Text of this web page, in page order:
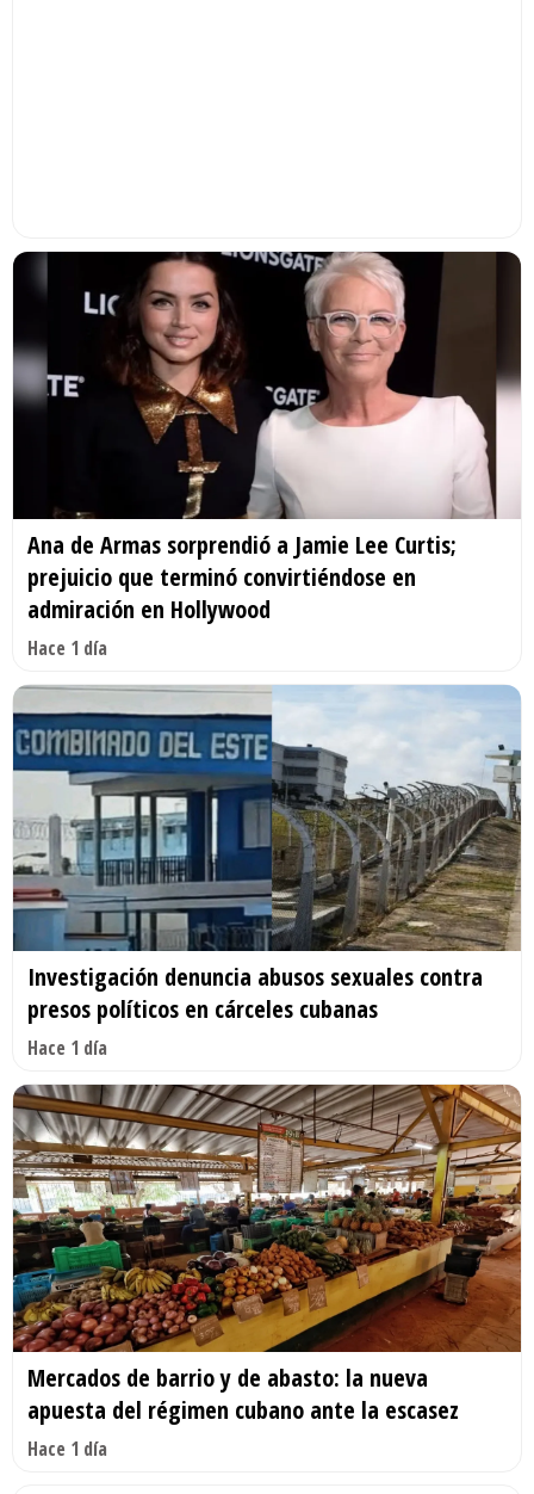
Ana de Armas sorprendió a Jamie Lee Curtis;
prejuicio que terminó convirtiéndose en
admiración en Hollywood
Hace 1 día
Investigación denuncia abusos sexuales contra
presos políticos en cárceles cubanas
Hace 1 día
Mercados de barrio y de abasto: la nueva
apuesta del régimen cubano ante la escasez
Hace 1 día